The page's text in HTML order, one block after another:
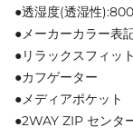
●透湿度(透湿性
●メーカーカラー表
●リラックスフィット
●カフゲーター
●メディアポケット
●2WAY ZIP センタ